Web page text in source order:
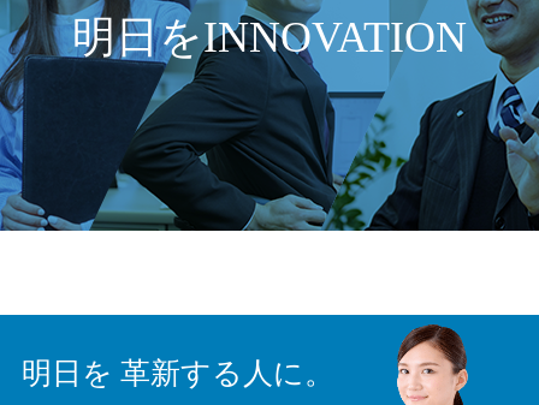
明日をINNOVATION
明日を 革新する人に。